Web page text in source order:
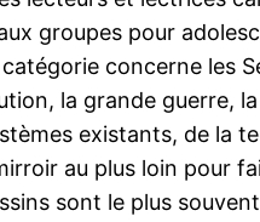
groupes pour
concerne les
la grande guerre,
existants, de la
au plus loin pour
sont le plus